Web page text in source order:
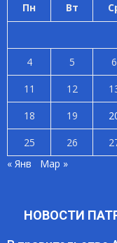
Пн Вт
4
5 6
11
12
18
19
25
26
« Янв
Мар »
НОВОСТИ